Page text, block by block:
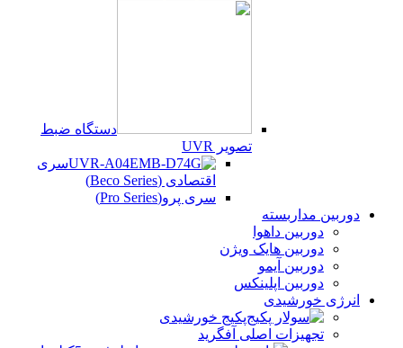
دستگاه ضبط
تصویر UVR
سری
اقتصادی (Beco Series)
سری پرو(Pro Series)
دوربین مداربسته
دوربین داهوا
دوربین هایک ویژن
دوربین آیمو
دوربین اپلینکس
انرژی خورشیدی
پکیج خورشیدی
تجهیزات اصلی آفگرید